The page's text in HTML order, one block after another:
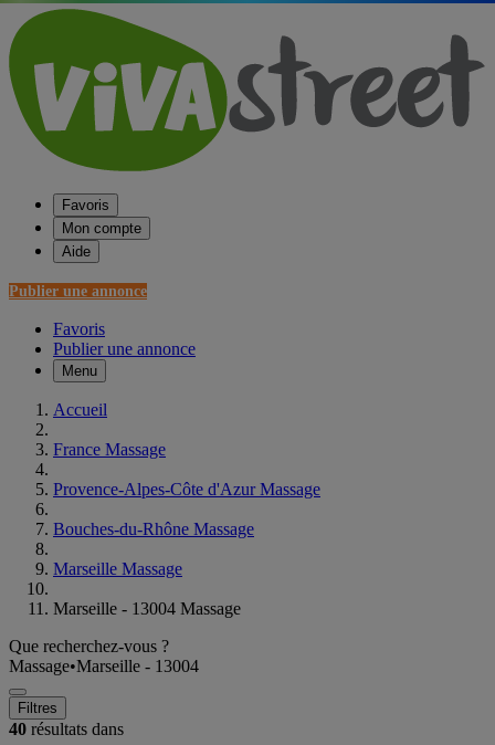
Favoris
Mon compte
Aide
Publier une annonce
Favoris
Publier une annonce
Menu
Accueil
France Massage
Provence-Alpes-Côte d'Azur Massage
Bouches-du-Rhône Massage
Marseille Massage
Marseille - 13004 Massage
Que recherchez-vous ?
Massage•Marseille - 13004
Filtres
40 résultats dans